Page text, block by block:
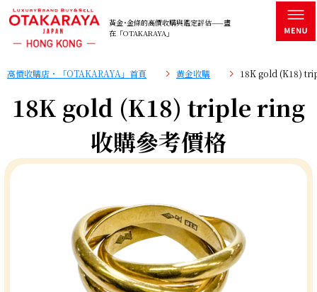
黃金･金條的高價收購與鑑定評估——盡
在「OTAKARAYA」
高價收購店・「OTAKARAYA」首頁 黄金收購 18K gold (K18)
18K gold (K18) triple ring
收購參考價格